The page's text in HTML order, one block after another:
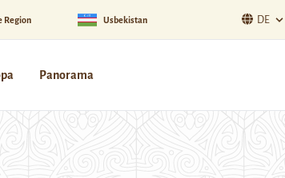
Region Usbekistan DE
Panorama